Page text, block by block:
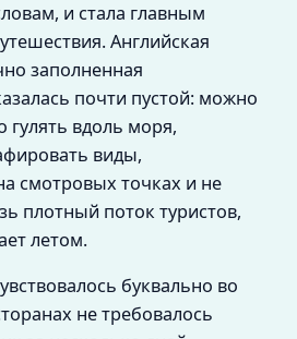
и стала главным
Английская
заполненная
почти пустой: можно
вдоль моря,
виды,
смотровых точках и не
плотный поток туристов,
летом.
буквально во
не требовалось